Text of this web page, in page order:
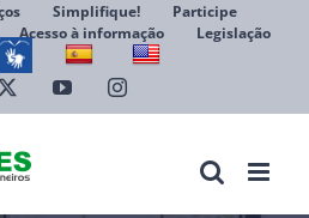
Simplifique!
Participe
Acesso à informação
Legislação
YouTubeInstagram